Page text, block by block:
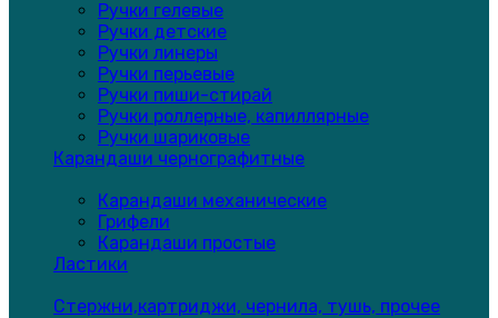
Ручки гелевые
Ручки детские
Ручки линеры
Ручки перьевые
Ручки пиши-стирай
Ручки роллерные, капиллярные
Ручки шариковые
Карандаши чернографитные
Карандаши механические
Грифели
Карандаши простые
Ластики
Стержни,картриджи, чернила, тушь, прочее